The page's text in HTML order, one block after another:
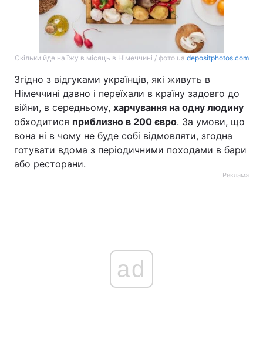
Скільки йде на їжу в місяць в Німеччині / фото ua.depositphotos.com
Згідно з відгуками українців, які живуть в
Німеччині давно і переїхали в країну задовго до
війни, в середньому, харчування на одну людину
обходитися приблизно в 200 євро. За умови, що
вона ні в чому не буде собі відмовляти, згодна
готувати вдома з періодичними походами в бари
або ресторани.
Реклама
ad